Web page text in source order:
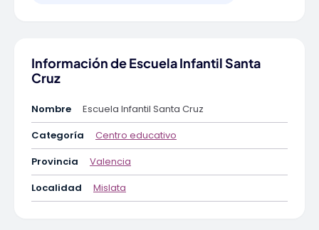
Información de Escuela Infantil Santa
Cruz
Nombre
Escuela Infantil Santa Cruz
Categoría
Centro educativo
Provincia
Valencia
Localidad
Mislata